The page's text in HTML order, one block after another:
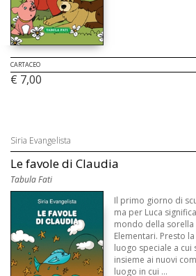
CARTACEO
€ 7,00
Siria Evangelista
Le favole di Claudia
Tabula Fati
Il primo giorno di
ma per Luca
mondo della sorella
Elementari. Presto
luogo speciale a
insieme ai nuovi
luogo in cui ...